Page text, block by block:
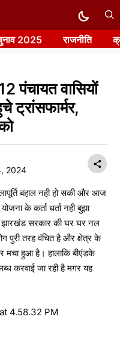
2025 राजनीति
पंचायत वासियों
ट्रांसफार्मर,
2024
बहाल नही हो सकी और आज
के कर्ता धर्ता नही बुझा
सरकार की घर घर नल
पुरी तरह वंचित है और क्षेत्र के
मचा हुआ है। हालाकि बीएंडके
करवाई जा रही है मगर यह